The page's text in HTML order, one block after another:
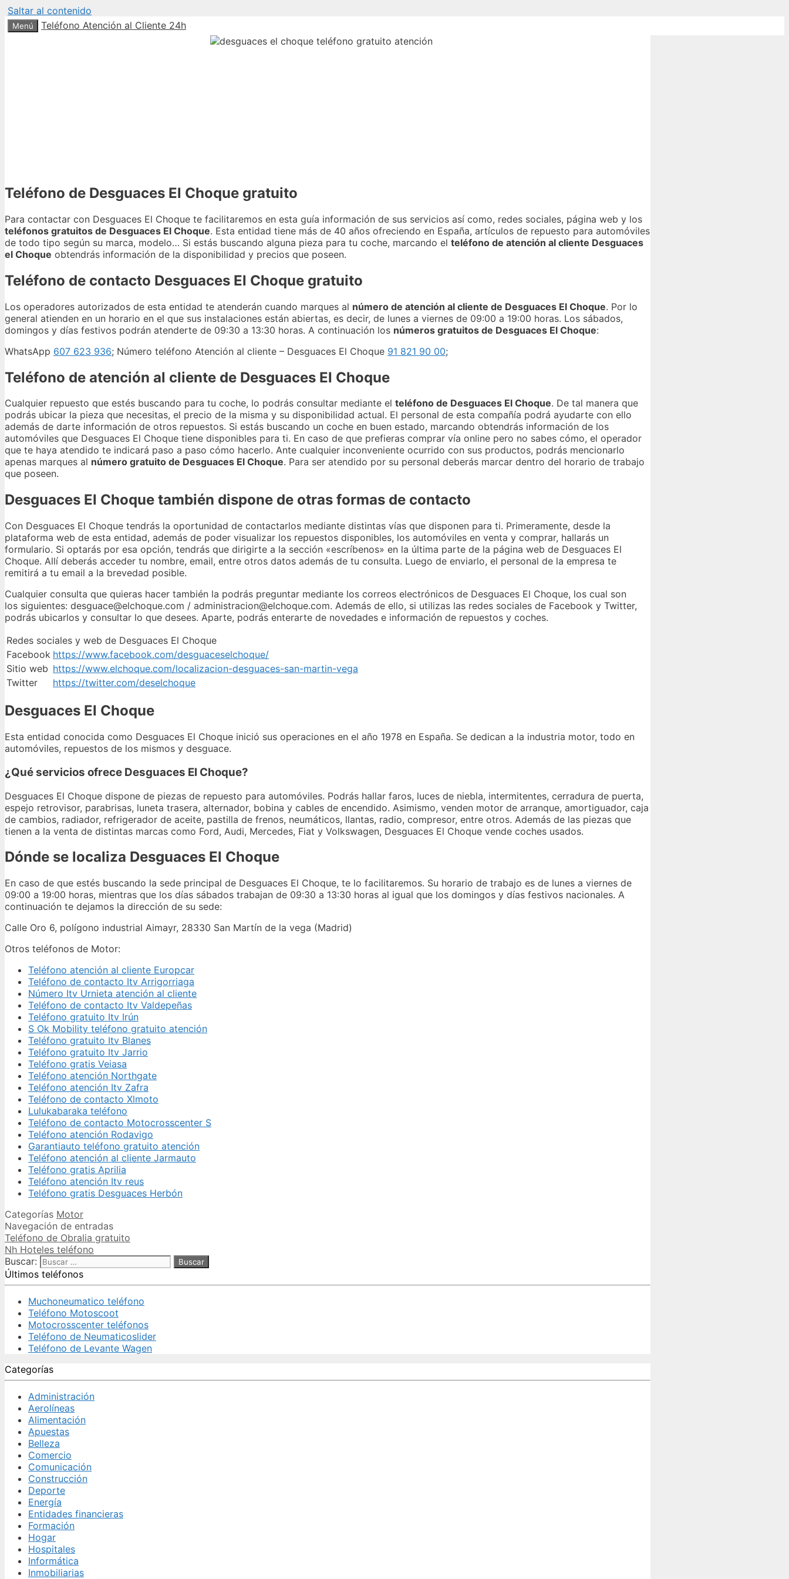
Saltar al contenido
Menú Teléfono Atención al Cliente 24h
Teléfono de Desguaces El Choque gratuito
Para contactar con Desguaces El Choque te facilitaremos en esta guía información de sus servicios así como, redes sociales, página web y los
teléfonos gratuitos de Desguaces El Choque. Esta entidad tiene más de 40 años ofreciendo en España, artículos de repuesto para automóviles
de todo tipo según su marca, modelo… Si estás buscando alguna pieza para tu coche, marcando el teléfono de atención al cliente Desguaces
el Choque obtendrás información de la disponibilidad y precios que poseen.
Teléfono de contacto Desguaces El Choque gratuito
Los operadores autorizados de esta entidad te atenderán cuando marques al número de atención al cliente de Desguaces El Choque. Por lo
general atienden en un horario en el que sus instalaciones están abiertas, es decir, de lunes a viernes de 09:00 a 19:00 horas. Los sábados,
domingos y días festivos podrán atenderte de 09:30 a 13:30 horas. A continuación los números gratuitos de Desguaces El Choque:
WhatsApp 607 623 936; Número teléfono Atención al cliente – Desguaces El Choque 91 821 90 00;
Teléfono de atención al cliente de Desguaces El Choque
Cualquier repuesto que estés buscando para tu coche, lo podrás consultar mediante el teléfono de Desguaces El Choque. De tal manera que
podrás ubicar la pieza que necesitas, el precio de la misma y su disponibilidad actual. El personal de esta compañía podrá ayudarte con ello
además de darte información de otros repuestos. Si estás buscando un coche en buen estado, marcando obtendrás información de los
automóviles que Desguaces El Choque tiene disponibles para ti. En caso de que prefieras comprar vía online pero no sabes cómo, el operador
que te haya atendido te indicará paso a paso cómo hacerlo. Ante cualquier inconveniente ocurrido con sus productos, podrás mencionarlo
apenas marques al número gratuito de Desguaces El Choque. Para ser atendido por su personal deberás marcar dentro del horario de trabajo
que poseen.
Desguaces El Choque también dispone de otras formas de contacto
Con Desguaces El Choque tendrás la oportunidad de contactarlos mediante distintas vías que disponen para ti. Primeramente, desde la
plataforma web de esta entidad, además de poder visualizar los repuestos disponibles, los automóviles en venta y comprar, hallarás un
formulario. Si optarás por esa opción, tendrás que dirigirte a la sección «escríbenos» en la última parte de la página web de Desguaces El
Choque. Allí deberás acceder tu nombre, email, entre otros datos además de tu consulta. Luego de enviarlo, el personal de la empresa te
remitirá a tu email a la brevedad posible.
Cualquier consulta que quieras hacer también la podrás preguntar mediante los correos electrónicos de Desguaces El Choque, los cual son
los siguientes: desguace@elchoque.com / administracion@elchoque.com. Además de ello, si utilizas las redes sociales de Facebook y Twitter,
podrás ubicarlos y consultar lo que desees. Aparte, podrás enterarte de novedades e información de repuestos y coches.
Redes sociales y web de Desguaces El Choque
Facebook https://www.facebook.com/desguaceselchoque/
Sitio web https://www.elchoque.com/localizacion-desguaces-san-martin-vega
Twitter
https://twitter.com/deselchoque
Desguaces El Choque
Esta entidad conocida como Desguaces El Choque inició sus operaciones en el año 1978 en España. Se dedican a la industria motor, todo en
automóviles, repuestos de los mismos y desguace.
¿Qué servicios ofrece Desguaces El Choque?
Desguaces El Choque dispone de piezas de repuesto para automóviles. Podrás hallar faros, luces de niebla, intermitentes, cerradura de puerta,
espejo retrovisor, parabrisas, luneta trasera, alternador, bobina y cables de encendido. Asimismo, venden motor de arranque, amortiguador, caja
de cambios, radiador, refrigerador de aceite, pastilla de frenos, neumáticos, llantas, radio, compresor, entre otros. Además de las piezas que
tienen a la venta de distintas marcas como Ford, Audi, Mercedes, Fiat y Volkswagen, Desguaces El Choque vende coches usados.
Dónde se localiza Desguaces El Choque
En caso de que estés buscando la sede principal de Desguaces El Choque, te lo facilitaremos. Su horario de trabajo es de lunes a viernes de
09:00 a 19:00 horas, mientras que los días sábados trabajan de 09:30 a 13:30 horas al igual que los domingos y días festivos nacionales. A
continuación te dejamos la dirección de su sede:
Calle Oro 6, polígono industrial Aimayr, 28330 San Martín de la vega (Madrid)
Otros teléfonos de Motor:
Teléfono atención al cliente Europcar
Teléfono de contacto Itv Arrigorriaga
Número Itv Urnieta atención al cliente
Teléfono de contacto Itv Valdepeñas
Teléfono gratuito Itv Irún
S Ok Mobility teléfono gratuito atención
Teléfono gratuito Itv Blanes
Teléfono gratuito Itv Jarrio
Teléfono gratis Veiasa
Teléfono atención Northgate
Teléfono atención Itv Zafra
Teléfono de contacto Xlmoto
Lulukabaraka teléfono
Teléfono de contacto Motocrosscenter S
Teléfono atención Rodavigo
Garantiauto teléfono gratuito atención
Teléfono atención al cliente Jarmauto
Teléfono gratis Aprilia
Teléfono atención Itv reus
Teléfono gratis Desguaces Herbón
Categorías Motor
Navegación de entradas
Teléfono de Obralia gratuito
Nh Hoteles teléfono
Buscar:
Últimos teléfonos
Muchoneumatico teléfono
Teléfono Motoscoot
Motocrosscenter teléfonos
Teléfono de Neumaticoslider
Teléfono de Levante Wagen
Categorías
Administración
Aerolíneas
Alimentación
Apuestas
Belleza
Comercio
Comunicación
Construcción
Deporte
Energía
Entidades financieras
Formación
Hogar
Hospitales
Informática
Inmobiliarias